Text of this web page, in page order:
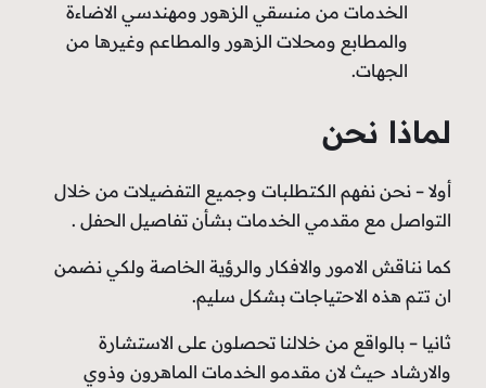
الخدمات من منسقي الزهور ومهندسي الاضاءة
والمطابع ومحلات الزهور والمطاعم وغيرها من
الجهات.
لماذا نحن
أولا – نحن نفهم الكتطلبات وجميع التفضيلات من خلال
التواصل مع مقدمي الخدمات بشأن تفاصيل الحفل .
كما نناقش الامور والافكار والرؤية الخاصة ولكي نضمن
ان تتم هذه الاحتياجات بشكل سليم.
ثانيا – بالواقع من خلالنا تحصلون على الاستشارة
والارشاد حيث لان مقدمو الخدمات الماهرون وذوي